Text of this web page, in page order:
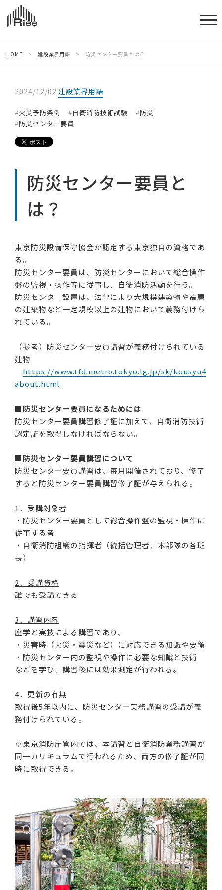
HOME > 建設業界用語 > 防災センター要員とは？
2024/12/02 建設業界用語
火災予防条例 自衛消防技術試験
防災
防災センター要員
防災センター要員と
は？
東京防災設備保守協会が認定する東京独自の資格であ
る。
防災センター要員は、防災センターにおいて総合操作
盤の監視・操作等に従事し、自衛消防活動を行う。
防災センター設置は、法律により大規模建築物や高層
の建築物など一定規模以上の建物において義務付けら
れている。
（参考）防災センター要員講習が義務付けられている
建物
https://www.tfd.metro.tokyo.lg.jp/sk/kousyu4
about.html
■防災センター要員になるためには
防災センター要員講習修了証に加えて、自衛消防技術
認定証を取得しなければならない。
■防災センター要員講習について
防災センター要員講習は、毎月開催されており、修了
すると防災センター要員講習修了証が与えられる。
1．受講対象者
・防災センター要員として総合操作盤の監視・操作に
従事する者
・自衛消防組織の指揮者（統括管理者、本部隊の各班
長）
2．受講資格
誰でも受講できる
3．講習内容
座学と実技による講習であり、
・災害時（火災・震災など）に対応できる知識や要領
・防災センター内の監視や操作に必要な知識と技術
などを学び、講習後には効果測定が行われる。
4．更新の有無
取得後5年以内に、防災センター実務講習の受講が義
務付けられている。
※東京消防庁管内では、本講習と自衛消防業務講習が
同一カリキュラムで行われるため、両方の修了証が同
時に取得できる。